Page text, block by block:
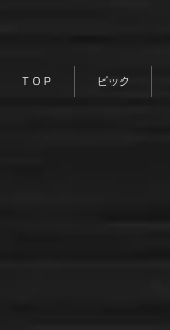
ＴＯＰ ピック